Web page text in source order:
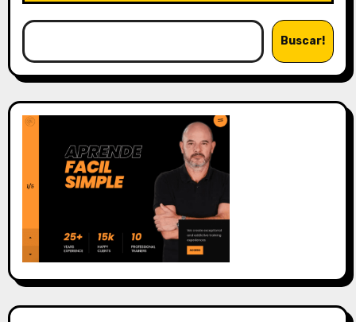
Buscar!